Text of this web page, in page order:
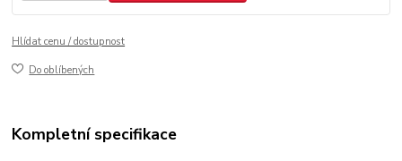
Hlídat cenu / dostupnost
Do oblíbených
Kompletní specifikace